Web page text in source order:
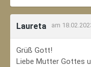
Laureta am
Grüß Gott!
Liebe Mutter Gottes